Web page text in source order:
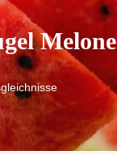
Melone